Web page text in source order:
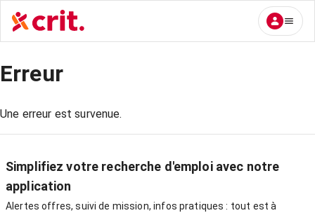
Erreur
Une erreur est survenue.
Simplifiez votre recherche d'emploi avec notre
application
Alertes offres, suivi de mission, infos pratiques : tout est à